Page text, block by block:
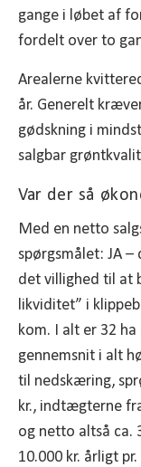
gange i løbet af
fordelt over to
Arealerne
år. Generelt
gødskning i
salgbar
Var der så
Med en netto
spørgsmålet: JA
det villighed til at
likviditet” i
kom. I alt er 32
gennemsnit i alt
til nedskæring,
kr., indtægterne
og netto altså ca.
10.000 kr. årligt